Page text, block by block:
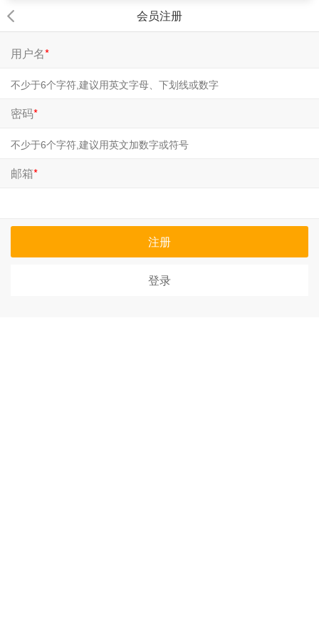
会员注册
用户名*
密码*
邮箱*
注册
登录